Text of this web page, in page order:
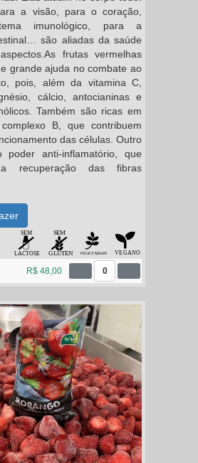
a visão, para o coração,
imunológico, para a
são aliadas da saúde
frutas vermelhas
grande ajuda no combate ao
pois, além da vitamina C,
cálcio, antocianinas e
Também são ricas em
B, que contribuem
das células. Outro
anti-inflamatório, que
a recuperação das fibras
R$ 48,00 0